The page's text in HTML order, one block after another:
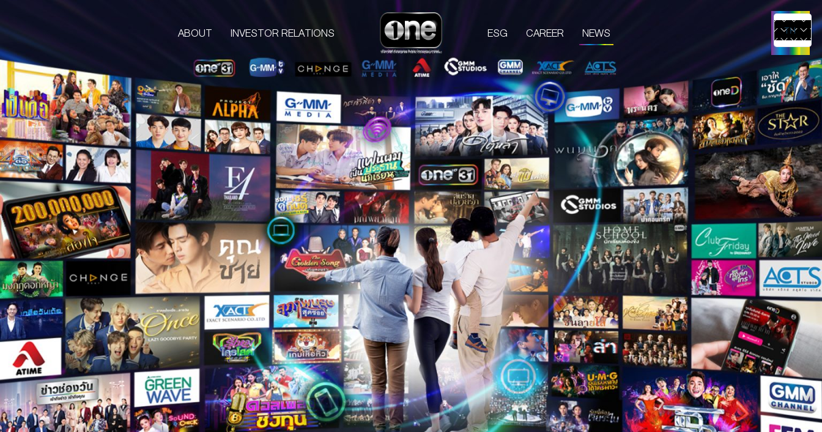
ABOUT INVESTOR RELATIONS ESG CAREER NEWS
TH
EN
ABOUT
CORPORATE
COMPANY’S BUSINESS
OUR VISION & MISSION
COMPANY BACKGROUND
LETTER FROM GROUP CEO
BOARD OF DIRECTORS
MANAGEMENT TEAM
ORGANIZATION CHART
AWARDS
COMPANIES
one31
GMM TV
CHANGE2561
GMM MEDIA
GMM STUDIOS
EXACT SCENARIO
ACTS STUDIO
PRODUCTS & SERVICES
CONTENT CREATOR
MEDIA
LIVE & EVENT
STUDIO RENTAL
ARTIST MANAGEMENT
MERCHANDISE